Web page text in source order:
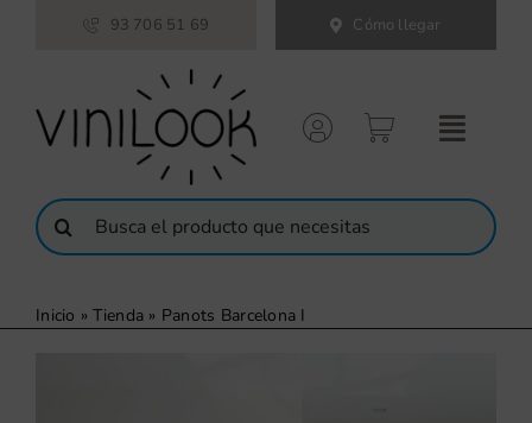
93 706 51 69 Cómo llegar
Buscar:
Inicio »Tienda » Panots Barcelona I